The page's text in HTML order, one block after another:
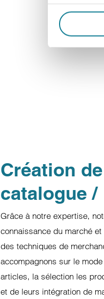
Création de
catalogue /
Grâce à notre expertise,
connaissance du marché
des techniques de
accompagnons sur le
articles, la sélection les
et de leurs intégration de